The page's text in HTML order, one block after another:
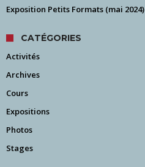
Exposition Petits Formats (mai 2024)
CATÉGORIES
Activités
Archives
Cours
Expositions
Photos
Stages